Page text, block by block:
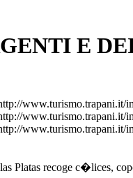
E
Platas recoge c�lices,